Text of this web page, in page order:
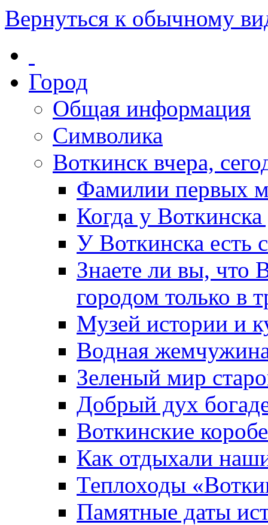
Вернуться к обычному
Город
Общая информация
Символика
Воткинск вчера,
Фамилии первых
Когда у
У Воткинска есть
Знаете ли вы, что
городом только в
Музей истории и
Водная
Зеленый мир
Добрый дух
Воткинские
Как отдыхали
Теплоходы
Памятные даты